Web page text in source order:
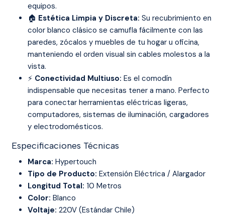
equipos.
🏠 Estética Limpia y Discreta: Su recubrimiento en
color blanco clásico se camufla fácilmente con las
paredes, zócalos y muebles de tu hogar u oficina,
manteniendo el orden visual sin cables molestos a la
vista.
⚡ Conectividad Multiuso: Es el comodín
indispensable que necesitas tener a mano. Perfecto
para conectar herramientas eléctricas ligeras,
computadores, sistemas de iluminación, cargadores
y electrodomésticos.
Especificaciones Técnicas
Marca: Hypertouch
Tipo de Producto: Extensión Eléctrica / Alargador
Longitud Total: 10 Metros
Color: Blanco
Voltaje: 220V (Estándar Chile)